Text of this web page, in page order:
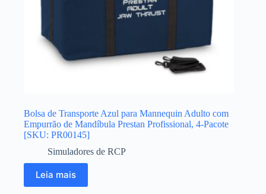
Bolsa de Transporte Azul para Mannequin Adulto com
Empurrão de Mandíbula Prestan Profissional, 4-Pacote
[SKU: PR00145]
Simuladores de RCP
Leia mais